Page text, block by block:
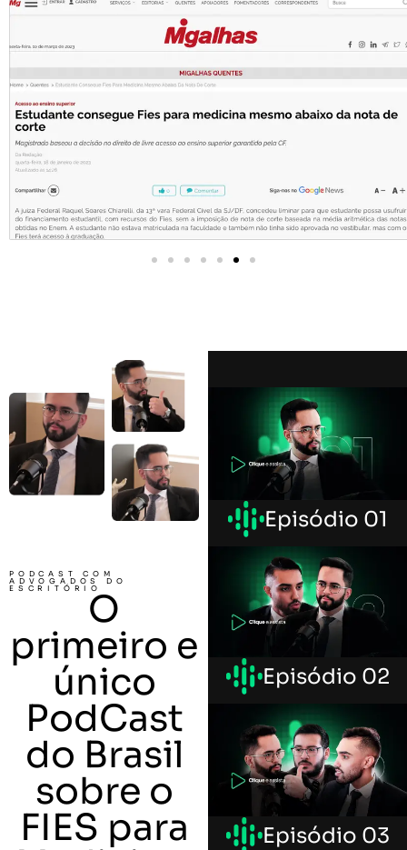
PODCAST COM
ADVOGADOS DO
ESCRITÓRIOO
primeiro e
único
PodCast
do Brasil
sobre o
FIES para
Episódio 01
Episódio 02
Episódio 03